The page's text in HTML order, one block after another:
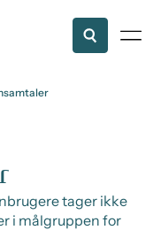
tager ikke
i målgruppen for